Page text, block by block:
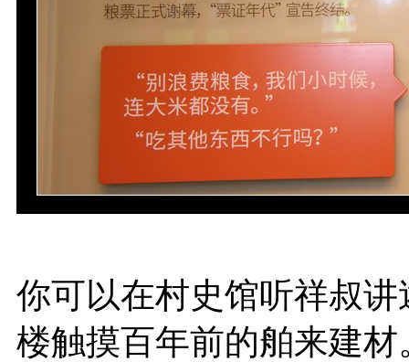
你可以在村史馆听祥叔
楼触摸百年前的舶来建材